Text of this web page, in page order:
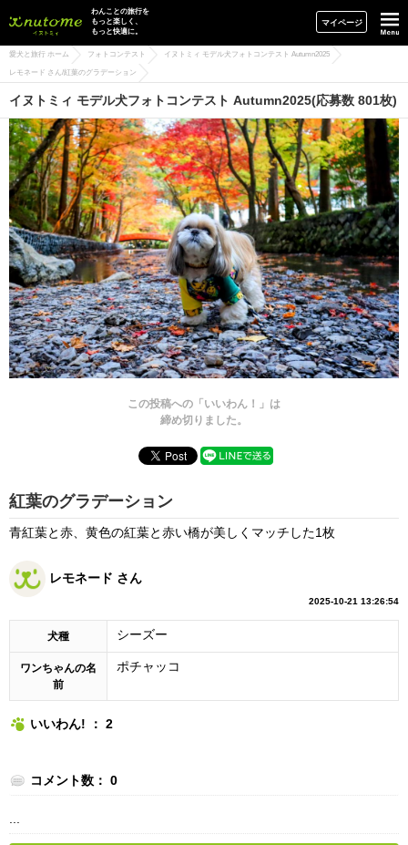
イヌトミィ
わんことの旅行を
もっと楽しく、
もっと快適に。
マイページ
愛犬と旅行 ホーム フォトコンテスト イヌトミィ モデル犬フォトコンテスト Autumn2025
レモネード さん/紅葉のグラデーション
イヌトミィ モデル犬フォトコンテスト Autumn2025(応募数 801枚)
この投稿への「いいわん！」は
締め切りました。
紅葉のグラデーション
青紅葉と赤、黄色の紅葉と赤い橋が美しくマッチした1枚
レモネード さん
2025-10-21 13:26:54
犬種 シーズー
ワンちゃんの名
前
ポチャッコ
いいわん! ： 2
コメント数： 0
...